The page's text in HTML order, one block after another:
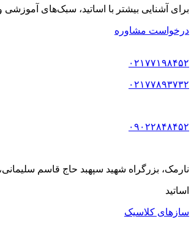
برای آشنایی بیشتر با اساتید، سبک‌های آموزشی
درخواست مشاوره
۰۲۱۷۷۱۹۸۴۵۲
۰۲۱۷۷۸۹۳۷۳۲
۰۹۰۲۲۸۴۸۴۵۲
نارمک، بزرگراه شهید سپهبد حاج قاسم سلیمانی، خیابان
اساتید
سازهای کلاسیک